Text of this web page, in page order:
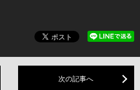
次の記事へ